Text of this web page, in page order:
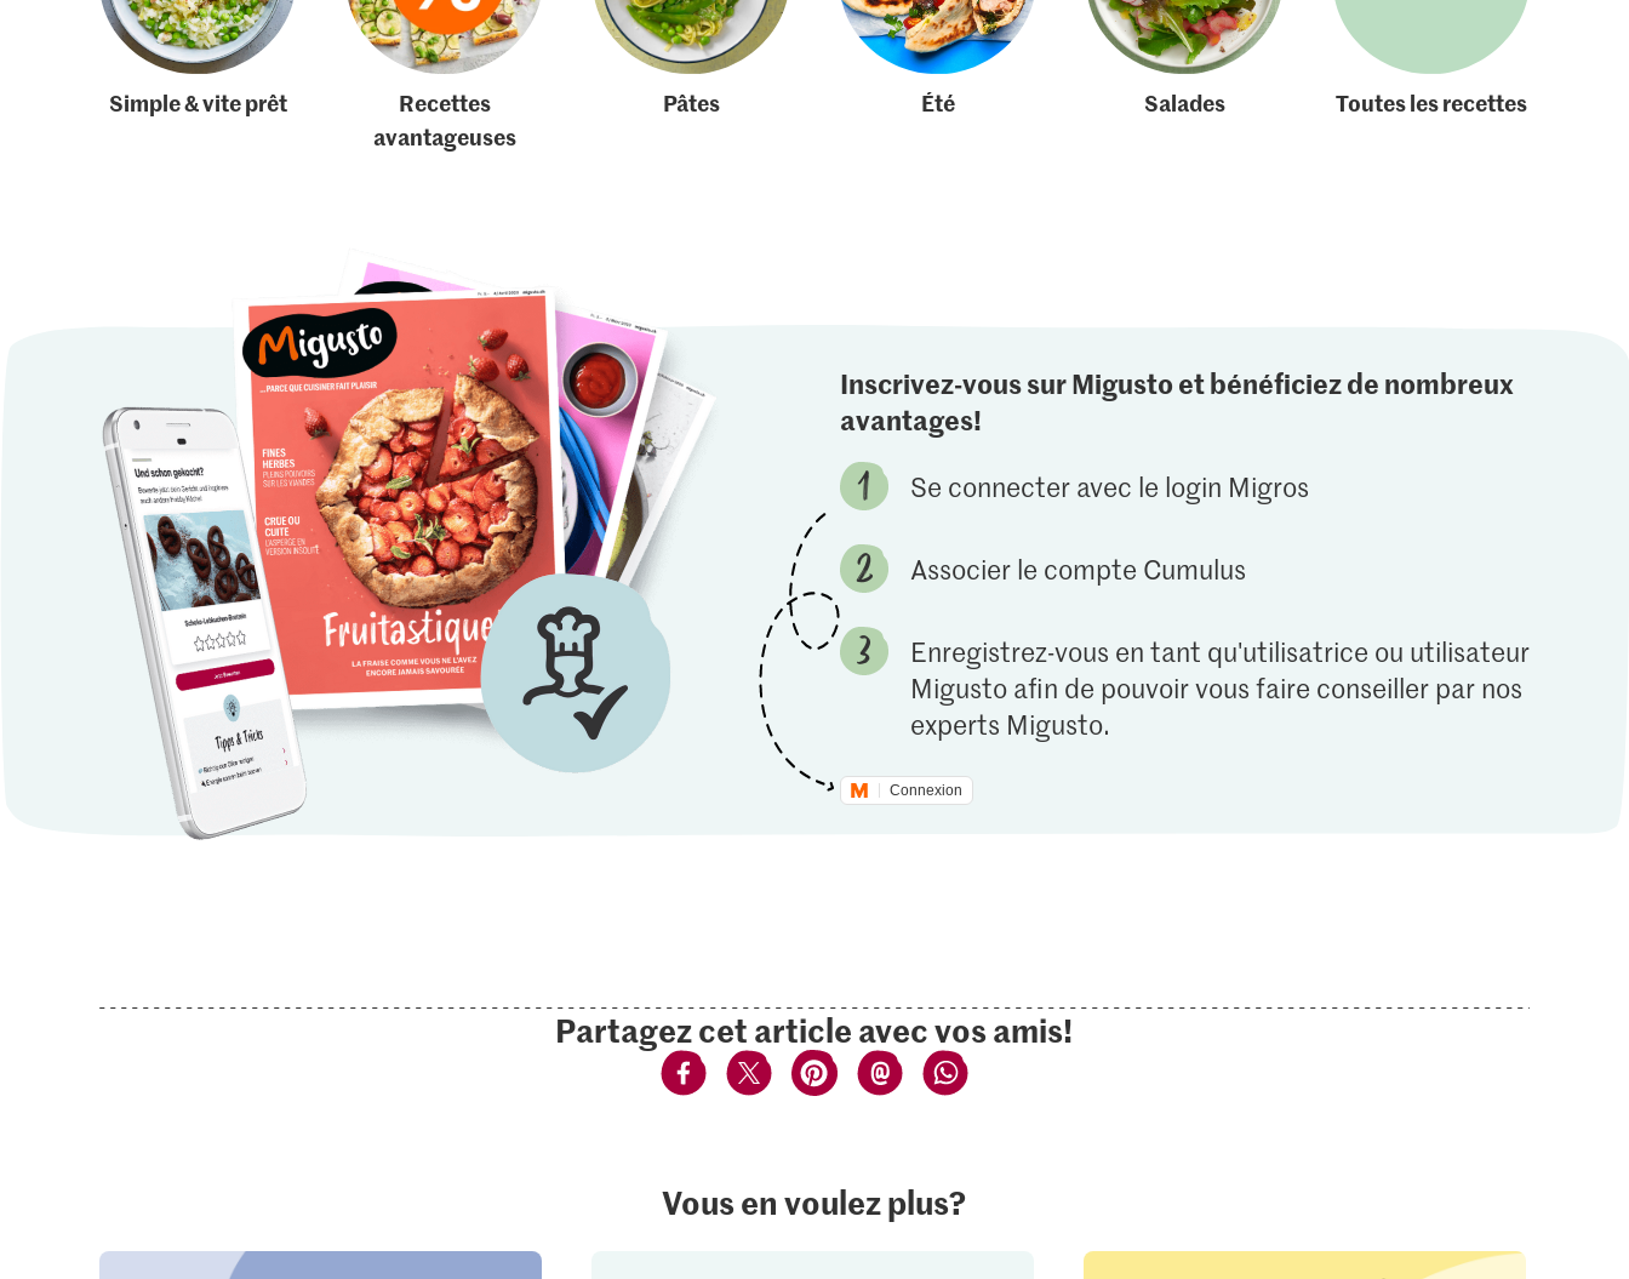
Simple & vite prêt
Recettes
avantageuses
Pâtes Été Salades Toutes les recettes
Inscrivez-vous sur Migusto et bénéficiez de nombreux
avantages!
Se connecter avec le login Migros
Associer le compte Cumulus
Enregistrez-vous en tant qu'utilisatrice ou utilisateur
Migusto afin de pouvoir vous faire conseiller par nos
experts Migusto.
Connexion
Partagez cet article avec vos amis!
Vous en voulez plus?